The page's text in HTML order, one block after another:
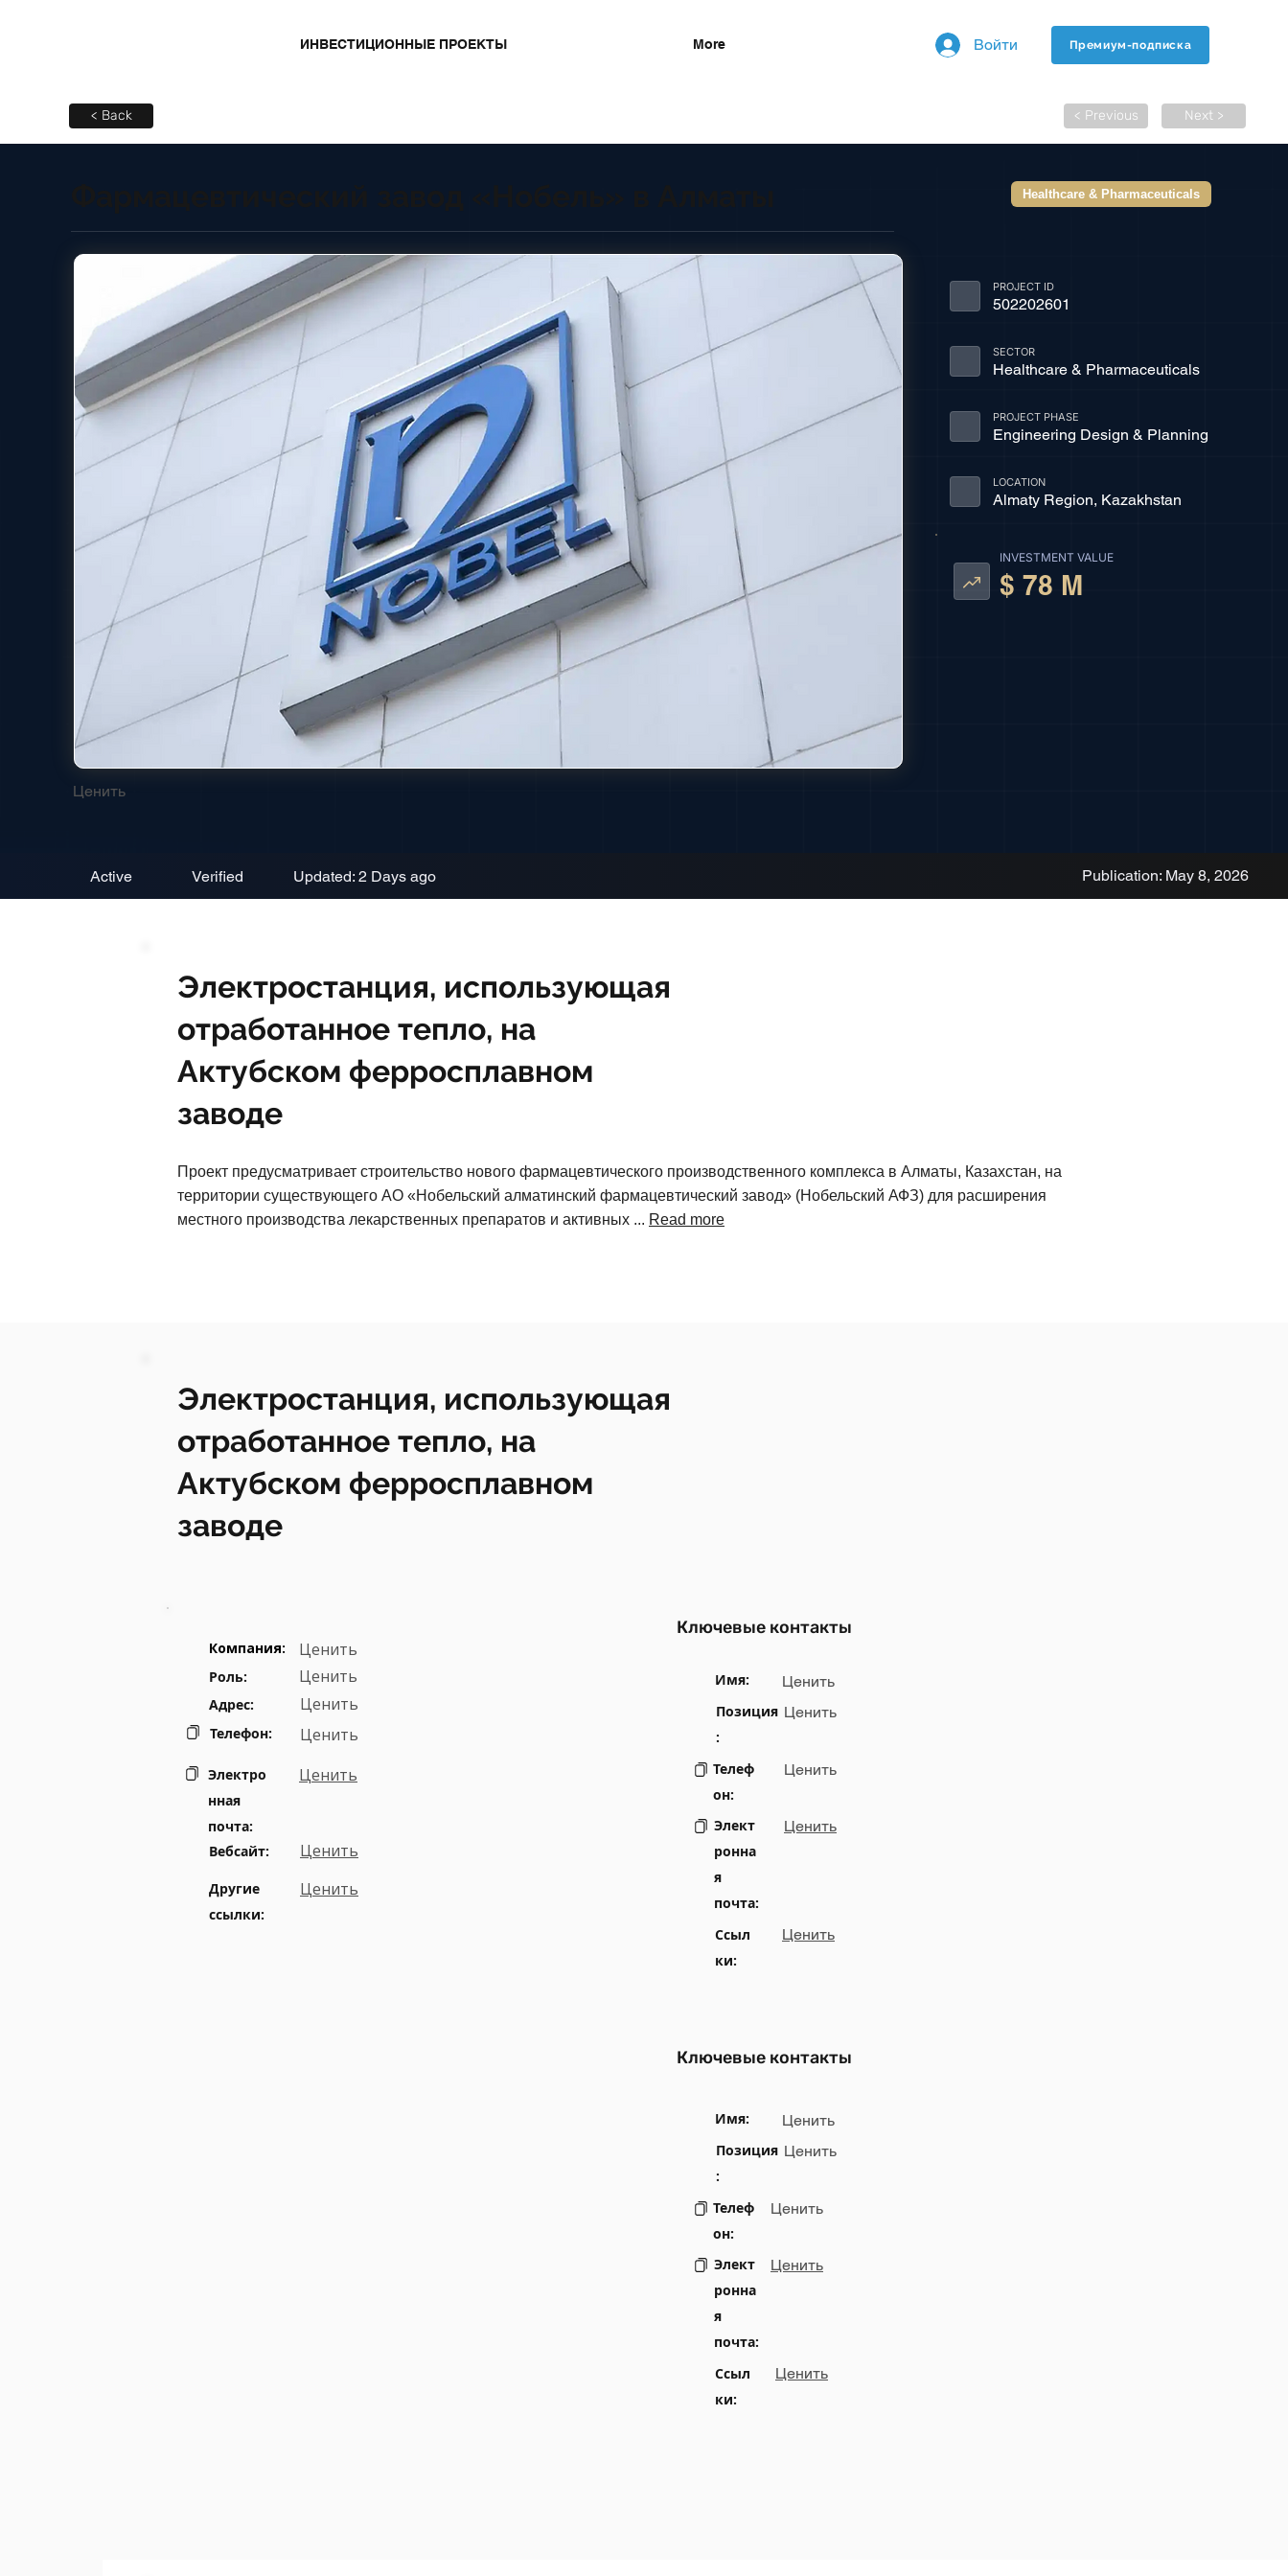
ИНВЕСТИЦИОННЫЕ ПРОЕКТЫ More Войти Премиум-подписка
< Back < Previous Next >
Healthcare & Pharmaceuticals
Ценить
PROJECT ID
502202601
SECTOR
Healthcare & Pharmaceuticals
PROJECT PHASE
Engineering Design & Planning
LOCATION
Almaty Region, Kazakhstan
INVESTMENT VALUE
$ 78 M
Active Verified Updated: 2 Days ago Publication: May 8, 2026
Электростанция, использующая
отработанное тепло, на
Актубском ферросплавном
заводе
Проект предусматривает строительство нового фармацевтического производственного комплекса в Алматы, Казахстан, на
территории существующего АО «Нобельский алматинский фармацевтический завод» (Нобельский АФЗ) для расширения
местного производства лекарственных препаратов и активных ... Read more
Электростанция, использующая
отработанное тепло, на
Актубском ферросплавном
заводе
Компания: Ценить
Роль: Ценить
Адрес: Ценить
Телефон: Ценить
Электро
нная
почта:
Ценить
Другие
ссылки:
Ценить
Вебсайт: Ценить
Ключевые контакты
Имя:
Ценить
Позиция
:
Ценить
Телеф
он:
Ценить
Элект
ронна
я
почта:
Ценить
Ссыл
ки:
Ценить
Ключевые контакты
Имя:
Ценить
Позиция
:
Ценить
Телеф
он:
Ценить
Элект
ронна
я
почта:
Ценить
Ссыл
ки:
Ценить